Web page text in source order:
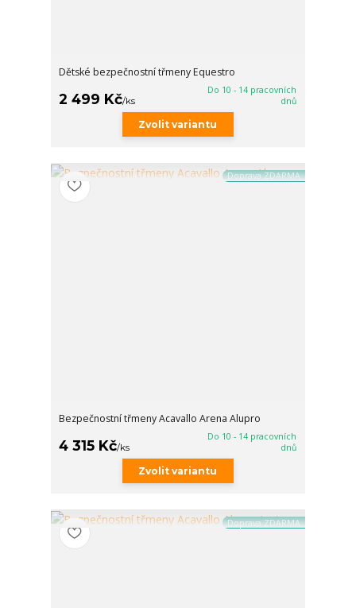
Dětské bezpečnostní třmeny Equestro
2 499 Kč/ks
Do 10 - 14 pracovních
dnů
Zvolit variantu
Doprava ZDARMA
Bezpečnostní třmeny Acavallo Arena Alupro
4 315 Kč/ks
Do 10 - 14 pracovních
dnů
Zvolit variantu
Doprava ZDARMA